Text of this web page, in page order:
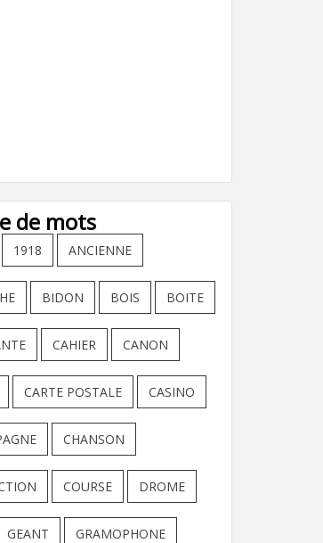
de mots
1918 ANCIENNE
BIDON BOIS BOITE
CAHIER CANON
CARTE POSTALE CASINO
CHANSON
COURSE DROME
GEANT GRAMOPHONE